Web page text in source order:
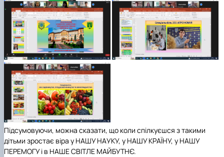
Підсумовуючи, можна сказати, що коли спілкуєшся з такими
дітьми зростає віра у НАШУ НАУКУ, у НАШУ КРАЇНУ, у НАШУ
ПЕРЕМОГУ і в НАШЕ СВІТЛЕ МАЙБУТНЄ.